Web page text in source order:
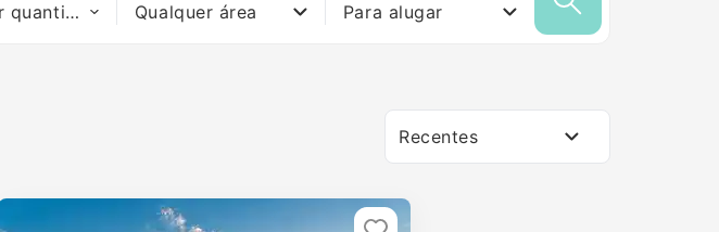
Qualquer quantidade de quartos Qualquer área Para alugar
Recentes